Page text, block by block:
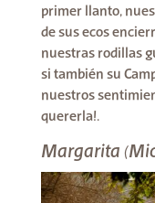
primer llanto,
de sus ecos
nuestras rodillas
si también su
nuestros
quererla!.
Margarita